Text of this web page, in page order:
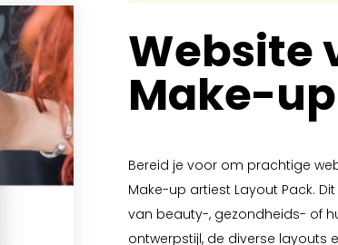
Website
Make-
Bereid je voor om prachtige
Make-up artiest Layout Pack.
van beauty-, gezondheids- of
ontwerpstijl, de diverse